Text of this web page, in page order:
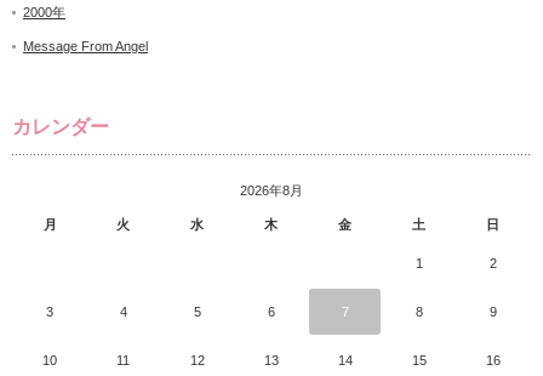
2000年
Message From Angel
カレンダー
2026年8月
月 火 水 木 金 土 日
1 2
3 4 5 6 7 8 9
10 11 12 13 14 15 16